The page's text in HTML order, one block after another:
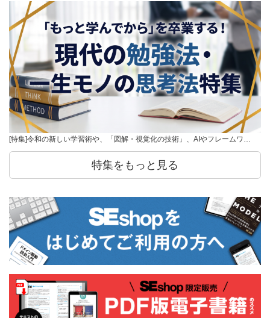
[特集]令和の新しい学習術や、「図解・視覚化の技術」、AIやフレームワ…
特集をもっと見る